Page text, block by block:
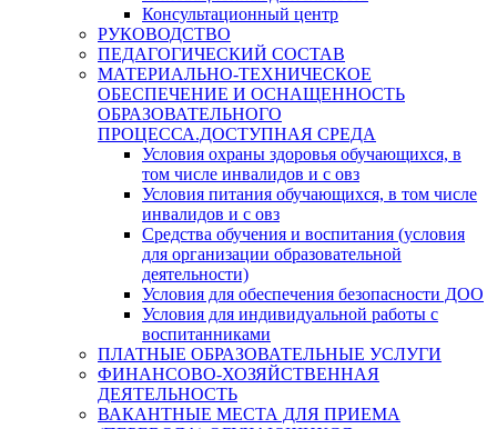
Консультационный центр
РУКОВОДСТВО
ПЕДАГОГИЧЕСКИЙ СОСТАВ
МАТЕРИАЛЬНО-ТЕХНИЧЕСКОЕ
ОБЕСПЕЧЕНИЕ И ОСНАЩЕННОСТЬ
ОБРАЗОВАТЕЛЬНОГО
ПРОЦЕССА.ДОСТУПНАЯ СРЕДА
Условия охраны здоровья обучающихся, в
том числе инвалидов и с овз
Условия питания обучающихся, в том числе
инвалидов и с овз
Средства обучения и воспитания (условия
для организации образовательной
деятельности)
Условия для обеспечения безопасности ДОО
Условия для индивидуальной работы с
воспитанниками
ПЛАТНЫЕ ОБРАЗОВАТЕЛЬНЫЕ УСЛУГИ
ФИНАНСОВО-ХОЗЯЙСТВЕННАЯ
ДЕЯТЕЛЬНОСТЬ
ВАКАНТНЫЕ МЕСТА ДЛЯ ПРИЕМА